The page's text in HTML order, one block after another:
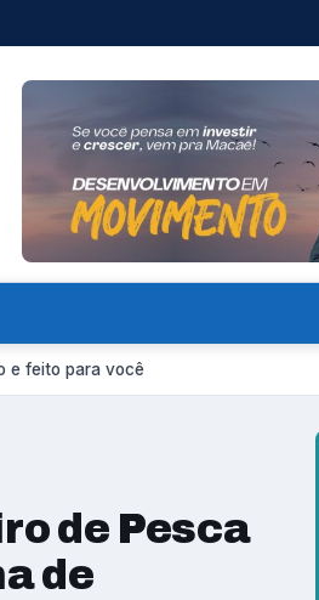
e feito para você
de Pesca
de